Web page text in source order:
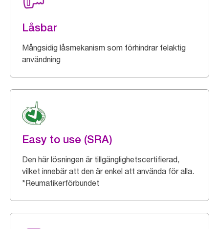
Låsbar
Mångsidig låsmekanism som förhindrar felaktig
användning
Easy to use (SRA)
Den här lösningen är tillgänglighetscertifierad,
vilket innebär att den är enkel att använda för alla.
*Reumatikerförbundet